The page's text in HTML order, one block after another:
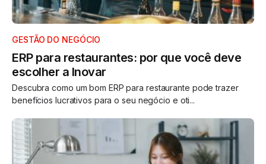
GESTÃO DO NEGÓCIO
ERP para restaurantes: por que você deve
escolher a Inovar
Descubra como um bom ERP para restaurante pode trazer
benefícios lucrativos para o seu negócio e oti...